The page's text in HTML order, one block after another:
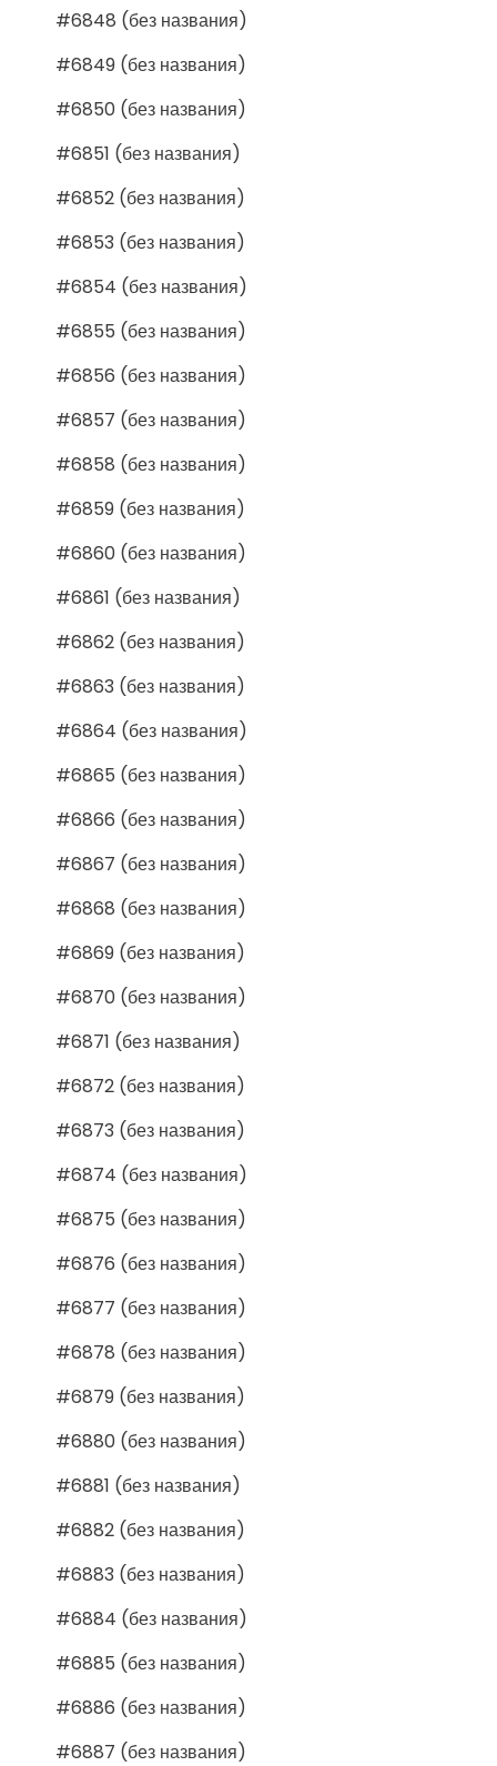
#6848 (без названия)
#6849 (без названия)
#6850 (без названия)
#6851 (без названия)
#6852 (без названия)
#6853 (без названия)
#6854 (без названия)
#6855 (без названия)
#6856 (без названия)
#6857 (без названия)
#6858 (без названия)
#6859 (без названия)
#6860 (без названия)
#6861 (без названия)
#6862 (без названия)
#6863 (без названия)
#6864 (без названия)
#6865 (без названия)
#6866 (без названия)
#6867 (без названия)
#6868 (без названия)
#6869 (без названия)
#6870 (без названия)
#6871 (без названия)
#6872 (без названия)
#6873 (без названия)
#6874 (без названия)
#6875 (без названия)
#6876 (без названия)
#6877 (без названия)
#6878 (без названия)
#6879 (без названия)
#6880 (без названия)
#6881 (без названия)
#6882 (без названия)
#6883 (без названия)
#6884 (без названия)
#6885 (без названия)
#6886 (без названия)
#6887 (без названия)